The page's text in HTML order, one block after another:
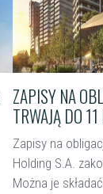
ZAPISY NA
TRWAJĄ DO
Zapisy na
Holding S.A.
Można je